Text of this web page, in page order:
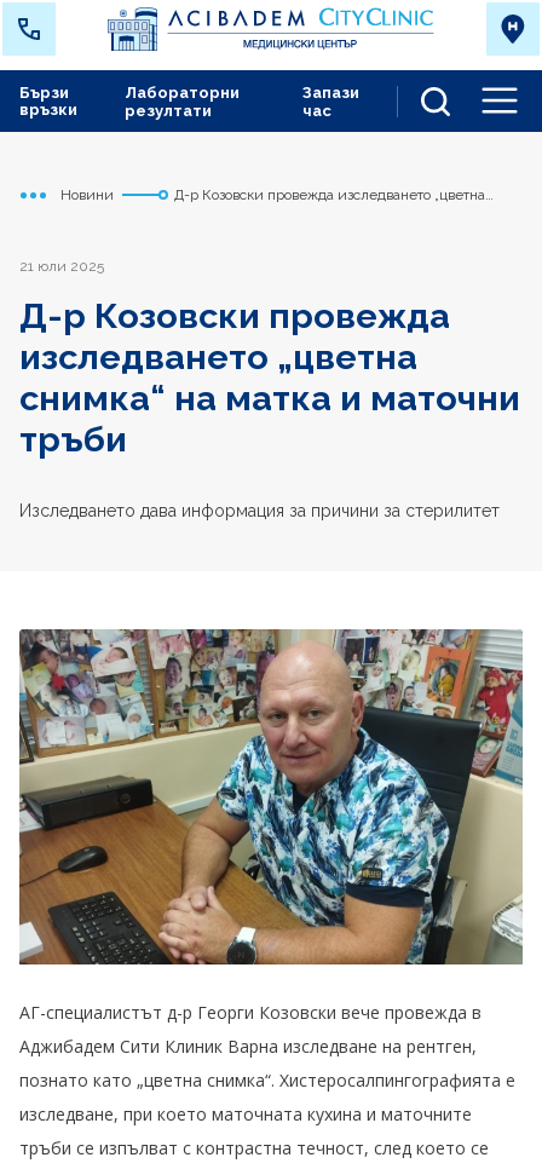
Лабораторни
резултати
Запази
час
Бързи
връзки
Начало
Варна
Новини
Д-р Козовски провежда изследването „цветна
21 юли 2025
Д-р Козовски провежда
изследването „цветна
снимка“ на матка и маточни
тръби
Изследването дава информация за причини за стерилитет
АГ-специалистът д-р Георги Козовски вече провежда в
Аджибадем Сити Клиник Варна изследване на рентген,
познато като „цветна снимка“. Хистеросалпингографията е
изследване, при което маточната кухина и маточните
тръби се изпълват с контрастна течност, след което се